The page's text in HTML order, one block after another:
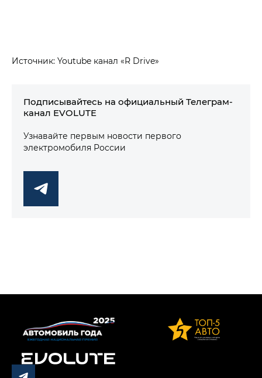
Источник: Youtube канал «R Drive»
Подписывайтесь на официальный Телеграм-
канал EVOLUTE
Узнавайте первым новости первого
электромобиля России